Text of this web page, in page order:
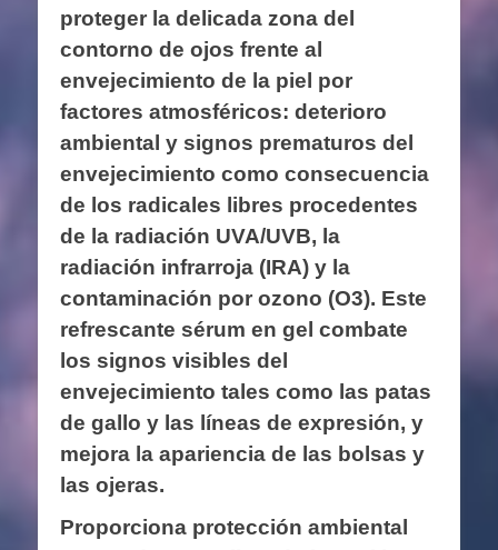
proteger la delicada zona del
contorno de ojos frente al
envejecimiento de la piel por
factores atmosféricos: deterioro
ambiental y signos prematuros del
envejecimiento como consecuencia
de los radicales libres procedentes
de la radiación UVA/UVB, la
radiación infrarroja (IRA) y la
contaminación por ozono (O3). Este
refrescante sérum en gel combate
los signos visibles del
envejecimiento tales como las patas
de gallo y las líneas de expresión, y
mejora la apariencia de las bolsas y
las ojeras.
Proporciona protección ambiental